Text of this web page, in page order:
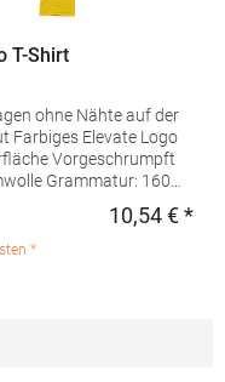
T-Shirt
Grammatur: 160
Herst.-Nr.:10,54 € *
*